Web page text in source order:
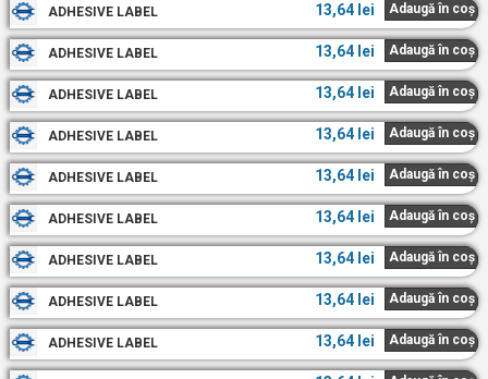
ADHESIVE LABEL 13,64 lei Adaugă în coș
ADHESIVE LABEL 13,64 lei Adaugă în coș
ADHESIVE LABEL 13,64 lei Adaugă în coș
ADHESIVE LABEL 13,64 lei Adaugă în coș
ADHESIVE LABEL 13,64 lei Adaugă în coș
ADHESIVE LABEL 13,64 lei Adaugă în coș
ADHESIVE LABEL 13,64 lei Adaugă în coș
ADHESIVE LABEL 13,64 lei Adaugă în coș
ADHESIVE LABEL 13,64 lei Adaugă în coș